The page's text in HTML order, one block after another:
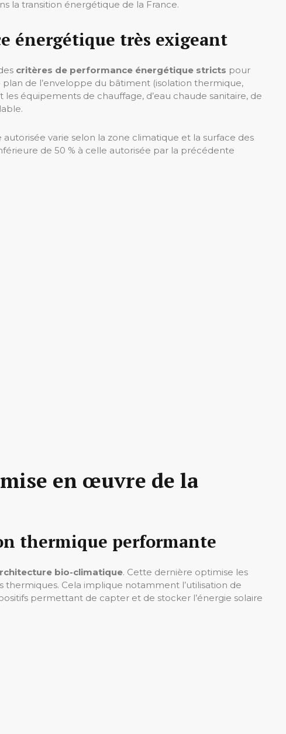
la transition énergétique de la France.
énergétique très exigeant
critères de performance énergétique stricts pour
de l’enveloppe du bâtiment (isolation thermique,
équipements de chauffage, d’eau chaude sanitaire, de
varie selon la zone climatique et la surface des
de 50 % à celle autorisée par la précédente
en œuvre de la
thermique performante
bio-climatique. Cette dernière optimise les
Cela implique notamment l’utilisation de
permettant de capter et de stocker l’énergie solaire